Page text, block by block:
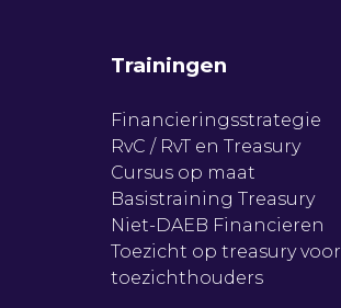
Trainingen
Financieringsstrategie
RvC / RvT en Treasury
Cursus op maat
Basistraining Treasury
Niet-DAEB Financieren
Toezicht op treasury voor
toezichthouders